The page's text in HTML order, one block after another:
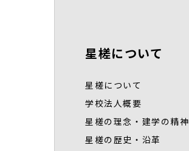
星槎について
星槎について
学校法人概要
星槎の理念・建学の精神
星槎の歴史・沿革